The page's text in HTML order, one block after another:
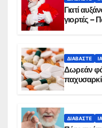
Γιατί
γιορτές –
ΔΙΑΒΆΣΤΕ
Δωρεάν
ΔΙΑΒΆΣΤΕ